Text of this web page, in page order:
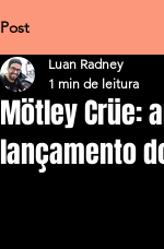
Post
Mötley Crüe:
lançamento
Luan Radney
1 min de leitura